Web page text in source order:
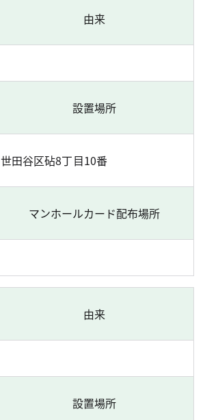
由来
設置場所
世田谷区砧8丁目10番
マンホールカード配布場所
由来
設置場所